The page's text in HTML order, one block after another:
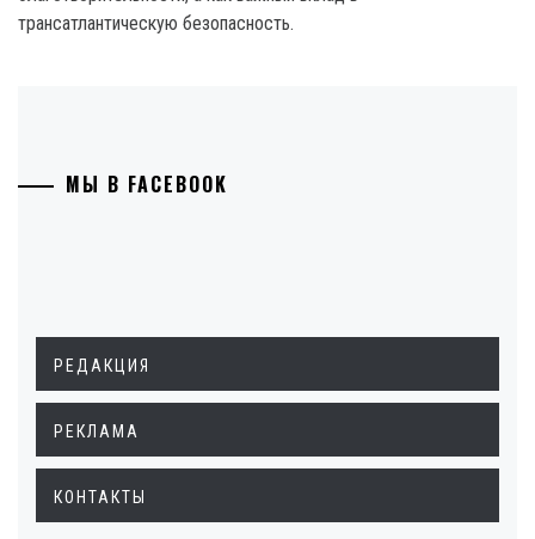
трансатлантическую безопасность.
МЫ В FACEBOOK
РЕДАКЦИЯ
РЕКЛАМА
КОНТАКТЫ